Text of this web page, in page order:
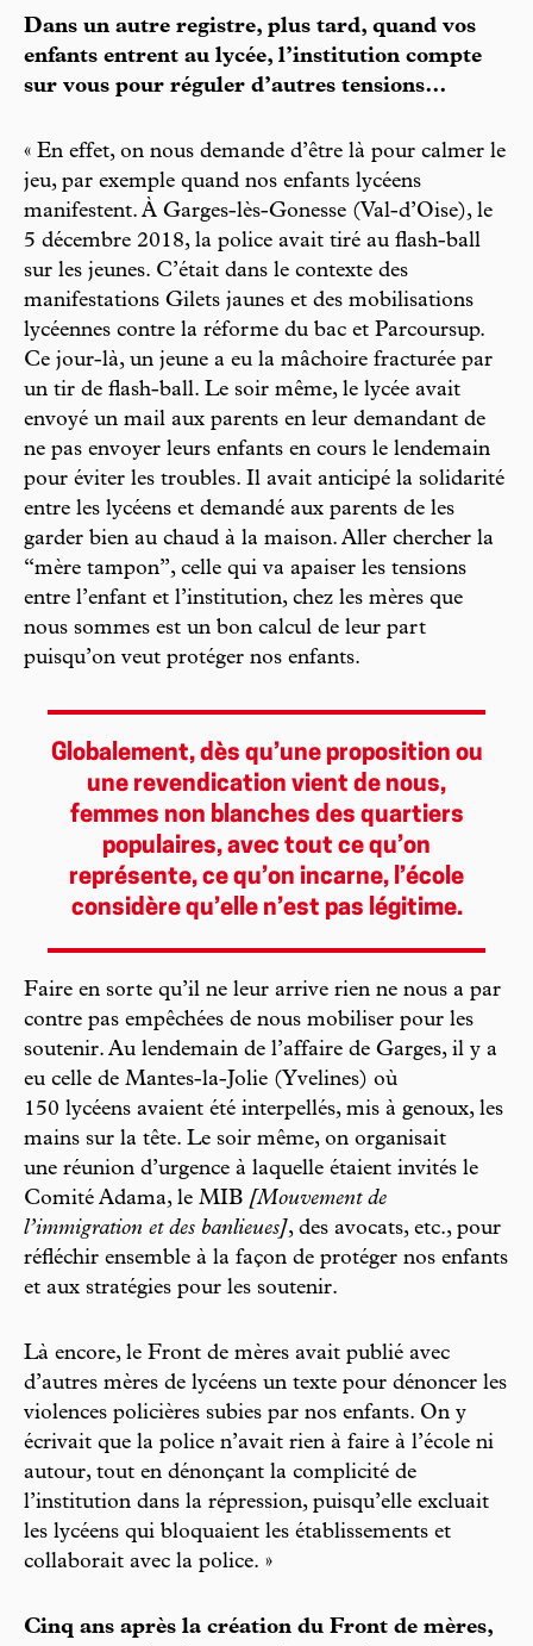
Dans un autre registre, plus tard, quand vos
enfants entrent au lycée, l’institution compte
sur vous pour réguler d’autres tensions…
« En effet, on nous demande d’être là pour calmer le
jeu, par exemple quand nos enfants lycéens
manifestent. À Garges-lès-Gonesse (Val-d’Oise), le
5 décembre 2018, la police avait tiré au flash-ball
sur les jeunes. C’était dans le contexte des
manifestations Gilets jaunes et des mobilisations
lycéennes contre la réforme du bac et Parcoursup.
Ce jour-là, un jeune a eu la mâchoire fracturée par
un tir de flash-ball. Le soir même, le lycée avait
envoyé un mail aux parents en leur demandant de
ne pas envoyer leurs enfants en cours le lendemain
pour éviter les troubles. Il avait anticipé la solidarité
entre les lycéens et demandé aux parents de les
garder bien au chaud à la maison. Aller chercher la
“mère tampon”, celle qui va apaiser les tensions
entre l’enfant et l’institution, chez les mères que
nous sommes est un bon calcul de leur part
puisqu’on veut protéger nos enfants.
Globalement, dès qu’une proposition ou
une revendication vient de nous,
femmes non blanches des quartiers
populaires, avec tout ce qu’on
représente, ce qu’on incarne, l’école
considère qu’elle n’est pas légitime.
Faire en sorte qu’il ne leur arrive rien ne nous a par
contre pas empêchées de nous mobiliser pour les
soutenir. Au lendemain de l’affaire de Garges, il y a
eu celle de Mantes-la-Jolie (Yvelines) où
150 lycéens avaient été interpellés, mis à genoux, les
mains sur la tête. Le soir même, on organisait
une réunion d’urgence à laquelle étaient invités le
Comité Adama, le MIB [Mouvement de
l’immigration et des banlieues], des avocats, etc., pour
réfléchir ensemble à la façon de protéger nos enfants
et aux stratégies pour les soutenir.
Là encore, le Front de mères avait publié avec
d’autres mères de lycéens un texte pour dénoncer les
violences policières subies par nos enfants. On y
écrivait que la police n’avait rien à faire à l’école ni
autour, tout en dénonçant la complicité de
l’institution dans la répression, puisqu’elle excluait
les lycéens qui bloquaient les établissements et
collaborait avec la police. »
Cinq ans après la création du Front de mères,